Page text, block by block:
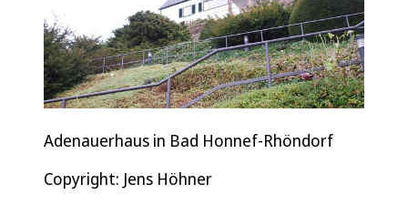
Adenauerhaus in Bad Honnef-Rhöndorf
Copyright: Jens Höhner